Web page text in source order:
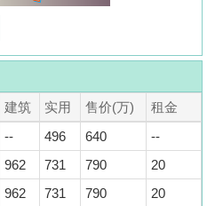
建筑 实用 售价(万)
租金
-- 496 640
--
962 731 790
20
962 731 790
20